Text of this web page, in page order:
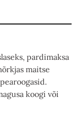
pardimaksa
maitse
koogi või